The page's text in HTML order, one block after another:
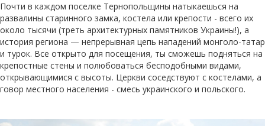
Почти в каждом поселке Тернопольщины натыкаешься на
развалины старинного замка, костела или крепости - всего их
около тысячи (треть архитектурных памятников Украины!), а
история региона — непрерывная цепь нападений монголо-татар
и турок. Все открыто для посещения, ты сможешь подняться на
крепостные стены и полюбоваться бесподобными видами,
открывающимися с высоты. Церкви соседствуют с костелами, а
говор местного населения - смесь украинского и польского.